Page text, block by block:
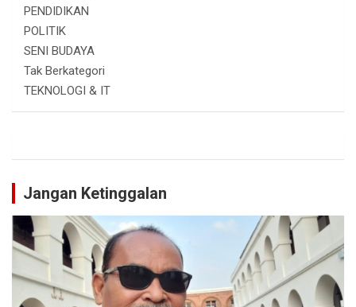
PENDIDIKAN
POLITIK
SENI BUDAYA
Tak Berkategori
TEKNOLOGI & IT
Jangan Ketinggalan